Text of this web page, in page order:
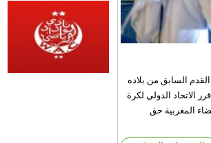
السابق من بلاده
كأس العالم 2030 في حال قرر الاتحاد الدولي لكرة
المغربية حق